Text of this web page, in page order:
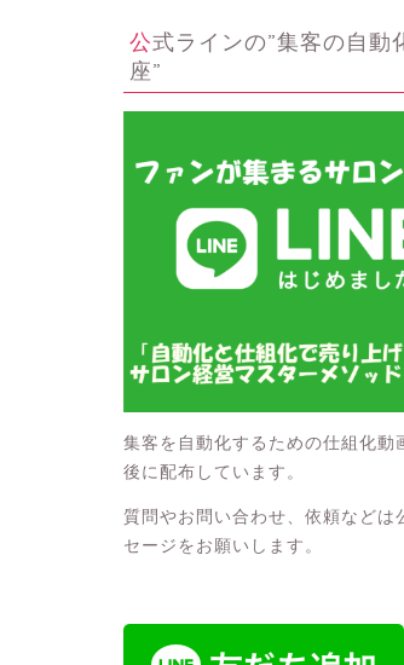
公式ラインの”集客の自動化0円動画講
座”
集客を自動化するための仕組化動
後に配布しています。
質問やお問い合わせ、依頼などは
セージをお願いします。